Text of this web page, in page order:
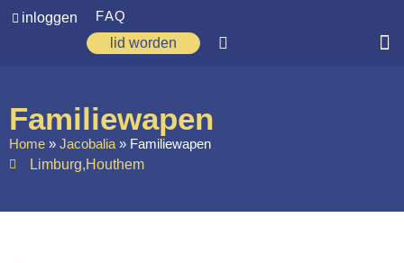
inloggen
FAQ
lid worden
Zoeken
Over ons
Familiewapen
Home » Jacobalia » Familiewapen
Limburg,Houthem